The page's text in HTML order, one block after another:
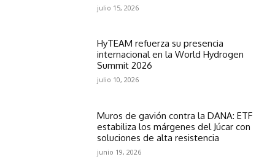
julio 15, 2026
HyTEAM refuerza su presencia
internacional en la World Hydrogen
Summit 2026
julio 10, 2026
Muros de gavión contra la DANA: ETF
estabiliza los márgenes del Júcar con
soluciones de alta resistencia
junio 19, 2026